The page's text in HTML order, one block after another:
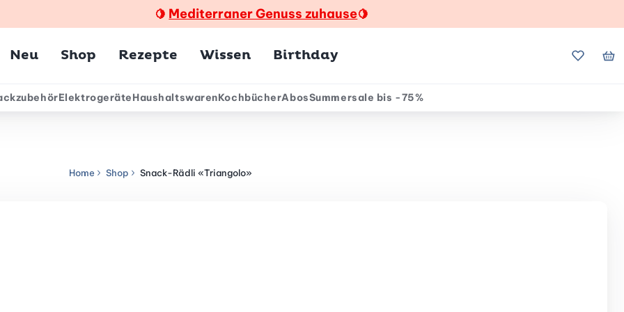
🍋 Mediterraner Genuss zuhause🍋
Neu Shop Rezepte Wissen Birthday Meine
ElektrogeräteHaushaltswarenKochbücherAbosSummersale bis -75%
Home Shop Snack-Rädli «Triangolo»